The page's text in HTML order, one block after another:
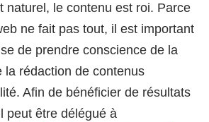
naturel, le contenu est roi. Parce
ne fait pas tout, il est important
de prendre conscience de la
la rédaction de contenus
Afin de bénéficier de résultats
peut être délégué à